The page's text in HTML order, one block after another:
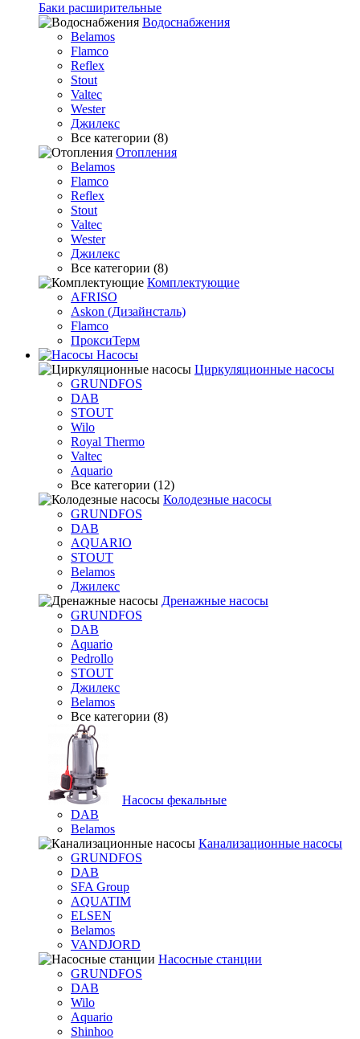
Баки расширительные
Водоснабжения
Belamos
Flamco
Reflex
Stout
Valtec
Wester
Джилекс
Все категории (8)
Отопления
Belamos
Flamco
Reflex
Stout
Valtec
Wester
Джилекс
Все категории (8)
Комплектующие
AFRISO
Askon (Дизайнсталь)
Flamco
ПроксиТерм
Насосы
Циркуляционные насосы
GRUNDFOS
DAB
STOUT
Wilo
Royal Thermo
Valtec
Aquario
Все категории (12)
Колодезные насосы
GRUNDFOS
DAB
AQUARIO
STOUT
Belamos
Джилекс
Дренажные насосы
GRUNDFOS
DAB
Aquario
Pedrollo
STOUT
Джилекс
Belamos
Все категории (8)
Насосы фекальные
DAB
Belamos
Канализационные насосы
GRUNDFOS
DAB
SFA Group
AQUATIM
ELSEN
Belamos
VANDJORD
Насосные станции
GRUNDFOS
DAB
Wilo
Aquario
Shinhoo